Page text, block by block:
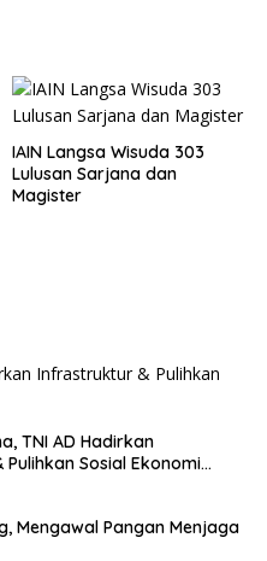
IAIN Langsa Wisuda 303
Lulusan Sarjana dan
Magister
TNI AD Hadirkan
Sosial Ekonomi
Mengawal Pangan Menjaga